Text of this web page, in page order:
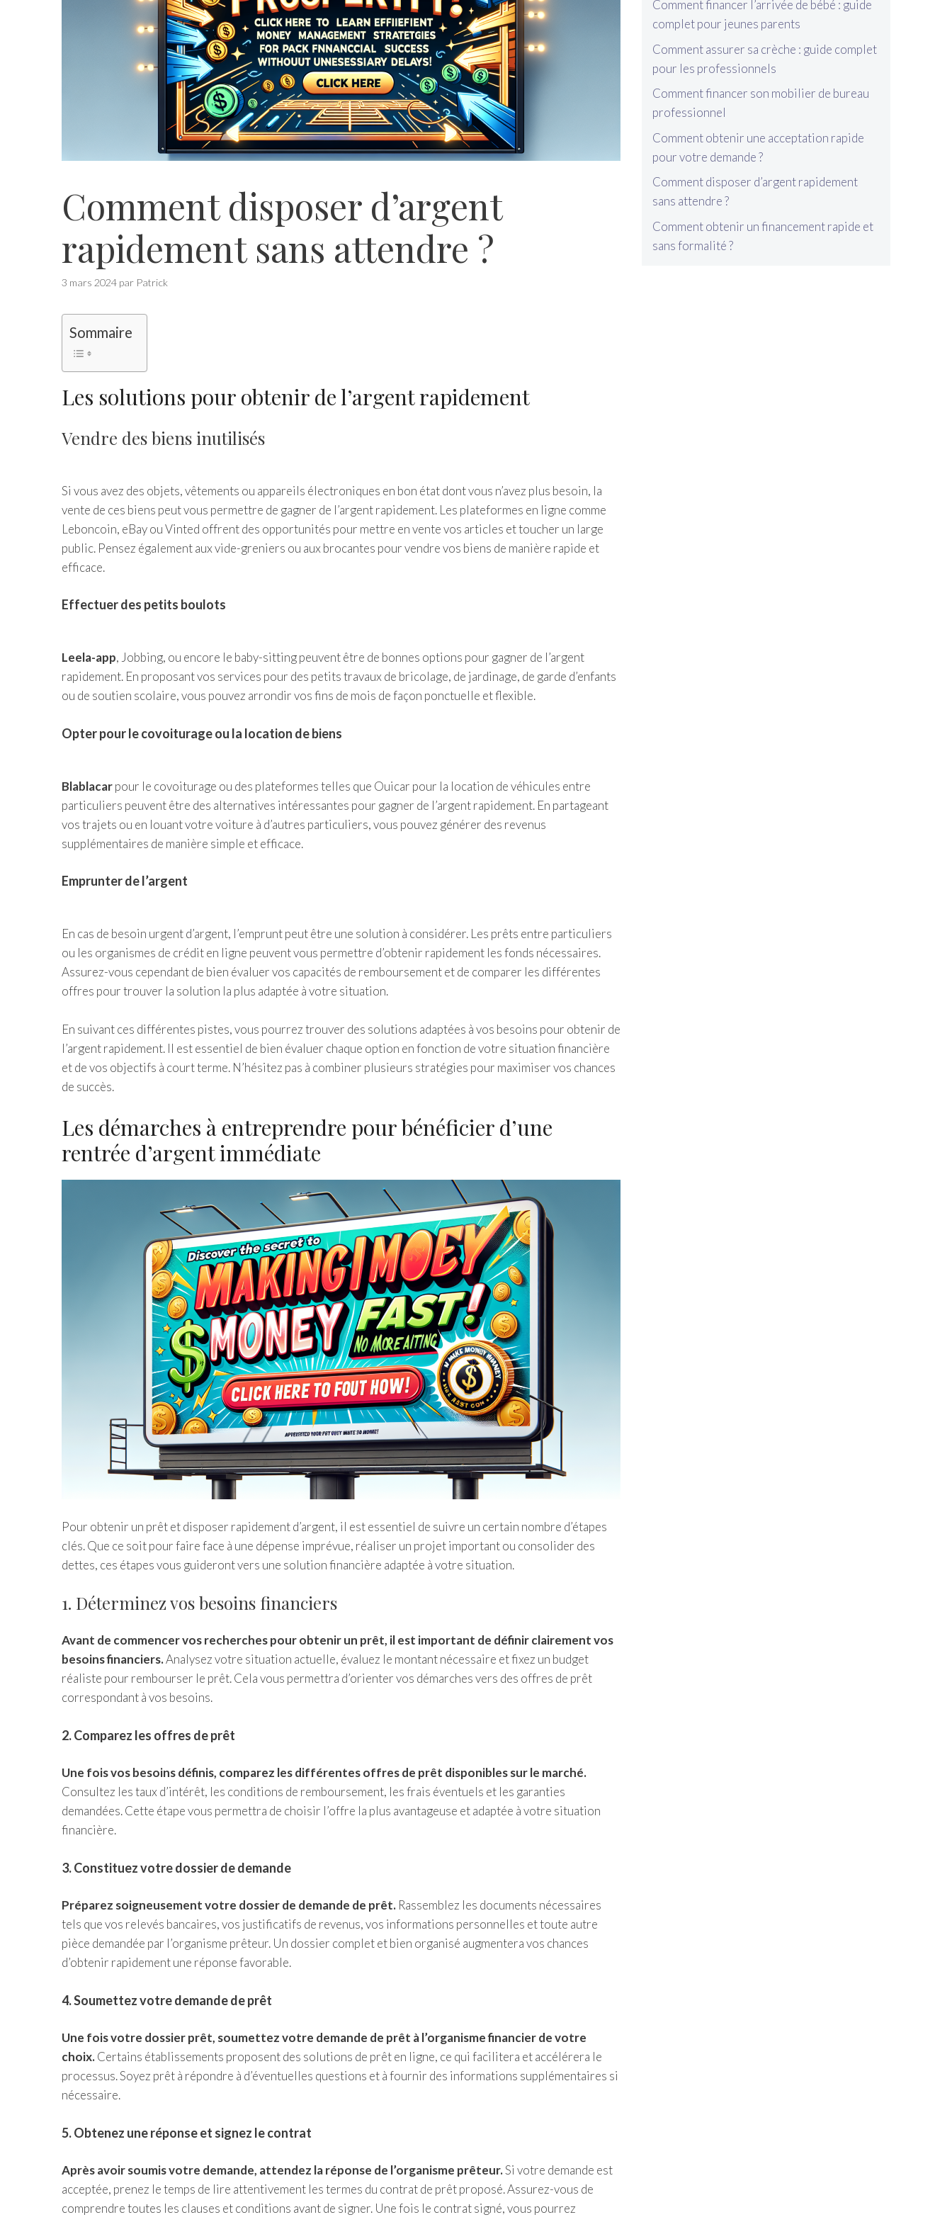
Comment disposer d’argent
rapidement sans attendre ?
3 mars 2024 par Patrick
Sommaire
Les solutions pour obtenir de l’argent rapidement
Vendre des biens inutilisés
Si vous avez des objets, vêtements ou appareils électroniques en bon état dont vous n’avez plus besoin, la
vente de ces biens peut vous permettre de gagner de l’argent rapidement. Les plateformes en ligne comme
Leboncoin, eBay ou Vinted offrent des opportunités pour mettre en vente vos articles et toucher un large
public. Pensez également aux vide-greniers ou aux brocantes pour vendre vos biens de manière rapide et
efficace.
Effectuer des petits boulots
Leela-app, Jobbing, ou encore le baby-sitting peuvent être de bonnes options pour gagner de l’argent
rapidement. En proposant vos services pour des petits travaux de bricolage, de jardinage, de garde d’enfants
ou de soutien scolaire, vous pouvez arrondir vos fins de mois de façon ponctuelle et flexible.
Opter pour le covoiturage ou la location de biens
Blablacarpour le covoiturage ou des plateformes telles que Ouicar pour la location de véhicules entre
particuliers peuvent être des alternatives intéressantes pour gagner de l’argent rapidement. En partageant
vos trajets ou en louant votre voiture à d’autres particuliers, vous pouvez générer des revenus
supplémentaires de manière simple et efficace.
Emprunter de l’argent
En cas de besoin urgent d’argent, l’emprunt peut être une solution à considérer. Les prêts entre particuliers
ou les organismes de crédit en ligne peuvent vous permettre d’obtenir rapidement les fonds nécessaires.
Assurez-vous cependant de bien évaluer vos capacités de remboursement et de comparer les différentes
offres pour trouver la solution la plus adaptée à votre situation.
En suivant ces différentes pistes, vous pourrez trouver des solutions adaptées à vos besoins pour obtenir de
l’argent rapidement. Il est essentiel de bien évaluer chaque option en fonction de votre situation financière
et de vos objectifs à court terme. N’hésitez pas à combiner plusieurs stratégies pour maximiser vos chances
de succès.
Les démarches à entreprendre pour bénéficier d’une
rentrée d’argent immédiate
Pour obtenir un prêt et disposer rapidement d’argent, il est essentiel de suivre un certain nombre d’étapes
clés. Que ce soit pour faire face à une dépense imprévue, réaliser un projet important ou consolider des
dettes, ces étapes vous guideront vers une solution financière adaptée à votre situation.
1. Déterminez vos besoins financiers
Avant de commencer vos recherches pour obtenir un prêt, il est important de définir clairement vos
besoins financiers.Analysez votre situation actuelle, évaluez le montant nécessaire et fixez un budget
réaliste pour rembourser le prêt. Cela vous permettra d’orienter vos démarches vers des offres de prêt
correspondant à vos besoins.
2. Comparez les offres de prêt
Une fois vos besoins définis, comparez les différentes offres de prêt disponibles sur le marché.
Consultez les taux d’intérêt, les conditions de remboursement, les frais éventuels et les garanties
demandées. Cette étape vous permettra de choisir l’offre la plus avantageuse et adaptée à votre situation
financière.
3. Constituez votre dossier de demande
Préparez soigneusement votre dossier de demande de prêt. Rassemblez les documents nécessaires
tels que vos relevés bancaires, vos justificatifs de revenus, vos informations personnelles et toute autre
pièce demandée par l’organisme prêteur. Un dossier complet et bien organisé augmentera vos chances
d’obtenir rapidement une réponse favorable.
4. Soumettez votre demande de prêt
Une fois votre dossier prêt, soumettez votre demande de prêt à l’organisme financier de votre
choix.Certains établissements proposent des solutions de prêt en ligne, ce qui facilitera et accélérera le
processus. Soyez prêt à répondre à d’éventuelles questions et à fournir des informations supplémentaires si
nécessaire.
5. Obtenez une réponse et signez le contrat
Après avoir soumis votre demande, attendez la réponse de l’organisme prêteur.Si votre demande est
acceptée, prenez le temps de lire attentivement les termes du contrat de prêt proposé. Assurez-vous de
comprendre toutes les clauses et conditions avant de signer. Une fois le contrat signé, vous pourrez
Comment financer l’arrivée de bébé : guide
complet pour jeunes parents
Comment assurer sa crèche : guide complet
pour les professionnels
Comment financer son mobilier de bureau
professionnel
Comment obtenir une acceptation rapide
pour votre demande ?
Comment disposer d’argent rapidement
sans attendre ?
Comment obtenir un financement rapide et
sans formalité ?